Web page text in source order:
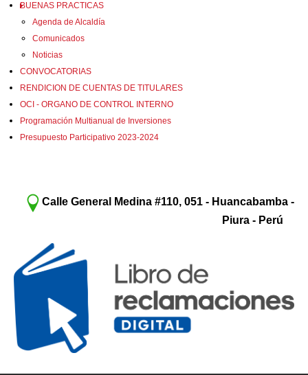
BUENAS PRACTICAS
Agenda de Alcaldía
Comunicados
Noticias
CONVOCATORIAS
RENDICION DE CUENTAS DE TITULARES
OCI - ORGANO DE CONTROL INTERNO
Programación Multianual de Inversiones
Presupuesto Participativo 2023-2024
Calle General Medina #110, 051 - Huancabamba -
Piura - Perú